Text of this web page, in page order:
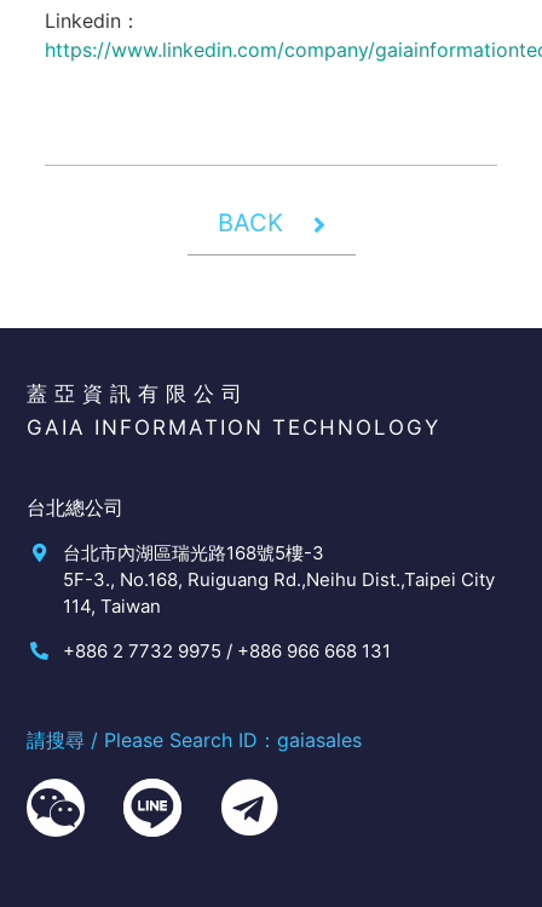
Linkedin：
https://www.linkedin.com/company/
BACK
蓋亞資訊有限公司
GAIA INFORMATION TECHNOLOGY
台北總公司
台北市內湖區瑞光路168號5樓-3
5F-3., No.168, Ruiguang Rd.,Neihu Dist.,Taipei City
114, Taiwan
+886 2 7732 9975 / +886 966 668 131
請搜尋 / Please Search ID：gaiasales